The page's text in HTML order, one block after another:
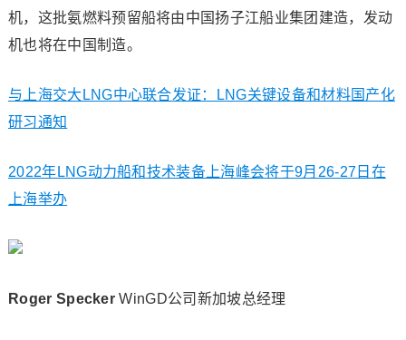
机，这批氨燃料预留船将由中国扬子江船业集团建造，发动
机也将在中国制造。
与上海交大LNG中心联合发证：LNG关键设备和材料国产化
研习通知
2022年LNG动力船和技术装备上海峰会将于9月26-27日在
上海举办
Roger SpeckerWinGD公司新加坡总经理